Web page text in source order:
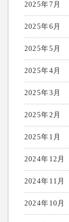
2025年7月
2025年6月
2025年5月
2025年4月
2025年3月
2025年2月
2025年1月
2024年12月
2024年11月
2024年10月